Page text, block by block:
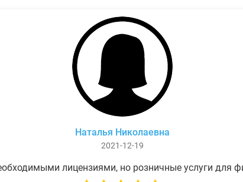
Наталья Николаевна
2021-12-19
лицензиями, но розничные услуги для